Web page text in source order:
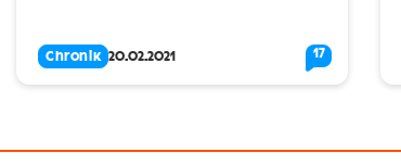
Chronik 20.02.2021 17